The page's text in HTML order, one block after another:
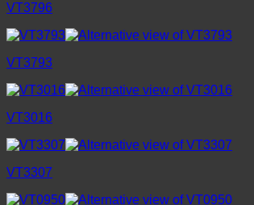
VT3796
VT3793
VT3016
VT3307